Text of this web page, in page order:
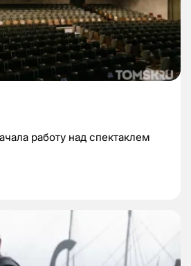
работу над спектаклем